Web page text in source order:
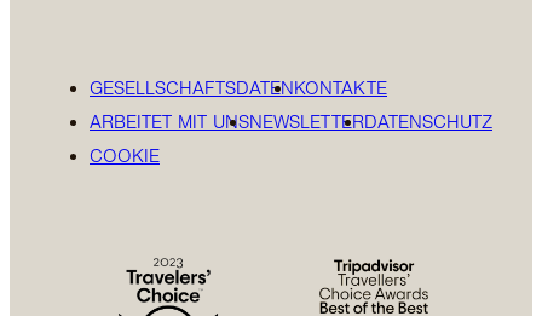
GESELLSCHAFTSDATENKONTAKTE
ARBEITET MIT UNSNEWSLETTERDATENSCHUTZ
COOKIE